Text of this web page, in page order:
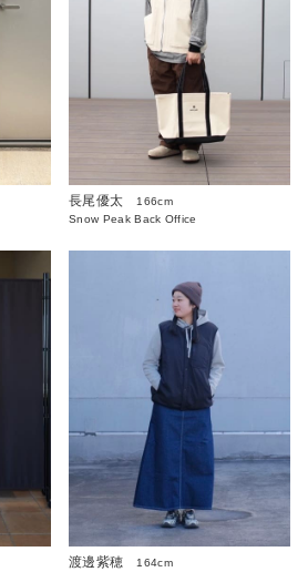
長尾優太
166cm
Snow Peak Back Office
渡邊紫穂
164cm